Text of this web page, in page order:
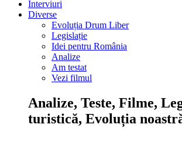
Interviuri
Diverse
Evoluția Drum Liber
Legislație
Idei pentru România
Analize
Am testat
Vezi filmul
Analize, Teste, Filme,
turistică, Evoluția